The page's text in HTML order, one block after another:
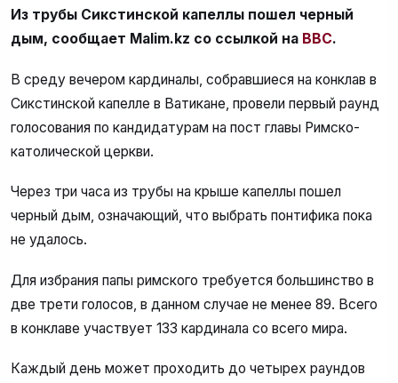
Из трубы Сикстинской капеллы пошел черный
дым, сообщает Malim.kz со ссылкой на ВВС.
В среду вечером кардиналы, собравшиеся на конклав в
Сикстинской капелле в Ватикане, провели первый раунд
голосования по кандидатурам на пост главы Римско-
католической церкви.
Через три часа из трубы на крыше капеллы пошел
черный дым, означающий, что выбрать понтифика пока
не удалось.
Для избрания папы римского требуется большинство в
две трети голосов, в данном случае не менее 89. Всего
в конклаве участвует 133 кардинала со всего мира.
Каждый день может проходить до четырех раундов